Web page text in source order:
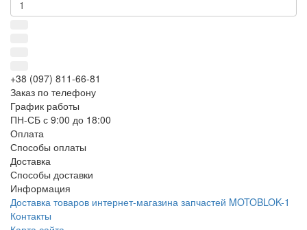
+38 (097) 811-66-81
Заказ по телефону
График работы
ПН-СБ с 9:00 до 18:00
Оплата
Способы оплаты
Доставка
Способы доставки
Информация
Доставка товаров интернет-магазина запчастей MOTOBLOK-1
Контакты